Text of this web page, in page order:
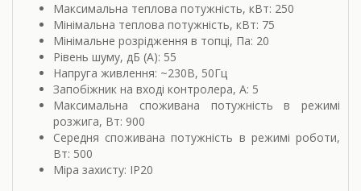
Максимальна теплова потужність, кВт: 250
Мінімальна теплова потужність, кВт: 75
Мінімальне розрідження в топці, Па: 20
Рівень шуму, дБ (А): 55
Напруга живлення: ~230В, 50Гц
Запобіжник на вході контролера, А: 5
Максимальна споживана потужність в режимі
розжига, Вт: 900
Середня споживана потужність в режимі роботи,
Вт: 500
Міра захисту: IP20